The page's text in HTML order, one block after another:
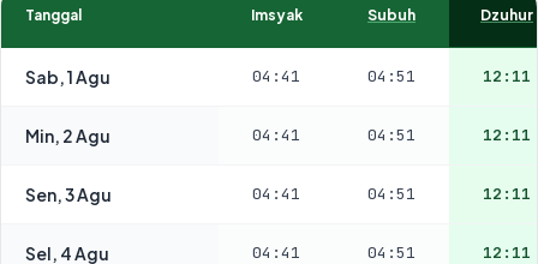
Tanggal Imsyak Subuh Dzuhur
Sab, 1 Agu 04:41 04:51 12:11
Min, 2 Agu 04:41 04:51 12:11
Sen, 3 Agu 04:41 04:51 12:11
Sel, 4 Agu 04:41 04:51 12:11